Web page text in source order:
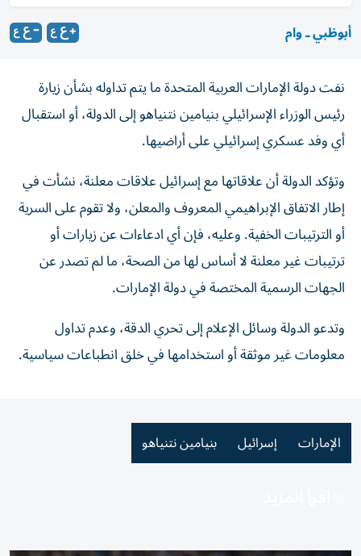
أبوظبي ـ وام
نفت دولة الإمارات العربية المتحدة ما يتم تداوله بشأن زيارة
رئيس الوزراء الإسرائيلي بنيامين نتنياهو إلى الدولة، أو استقبال
أي وفد عسكري إسرائيلي على أراضيها.
وتؤكد الدولة أن علاقاتها مع إسرائيل علاقات معلنة، نشأت في
إطار الاتفاق الإبراهيمي المعروف والمعلن، ولا تقوم على السرية
أو الترتيبات الخفية. وعليه، فإن أي ادعاءات عن زيارات أو
ترتيبات غير معلنة لا أساس لها من الصحة، ما لم تصدر عن
الجهات الرسمية المختصة في دولة الإمارات.
وتدعو الدولة وسائل الإعلام إلى تحري الدقة، وعدم تداول
معلومات غير موثقة أو استخدامها في خلق انطباعات سياسية.
الإمارات إسرائيل بنيامين نتنياهو